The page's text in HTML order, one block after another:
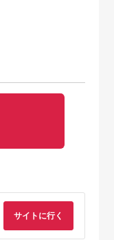
サイトに行く